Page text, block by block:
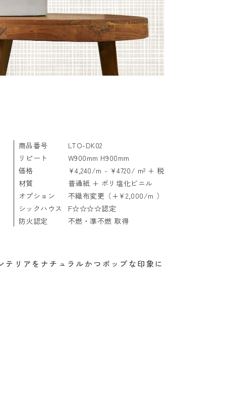
商品番号
LTO-DK02
リピート
W900mm H900mm
価格
¥4,240/m - ¥4720/ m² + 税
材質
普通紙 + ポリ塩化ビニル
オプション
不織布変更（+¥2,000/m ）
シックハウス
F☆☆☆☆認定
防火認定
不燃・準不燃 取得
リアをナチュラルかつポップな印象に